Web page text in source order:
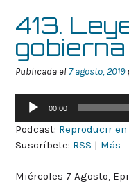
413.
Publicada el 7 agosto, 2019
Reproductor
audio
00:00
Podcast: Reproducir
Suscríbete: RSS | Más
Miércoles 7 Agosto,